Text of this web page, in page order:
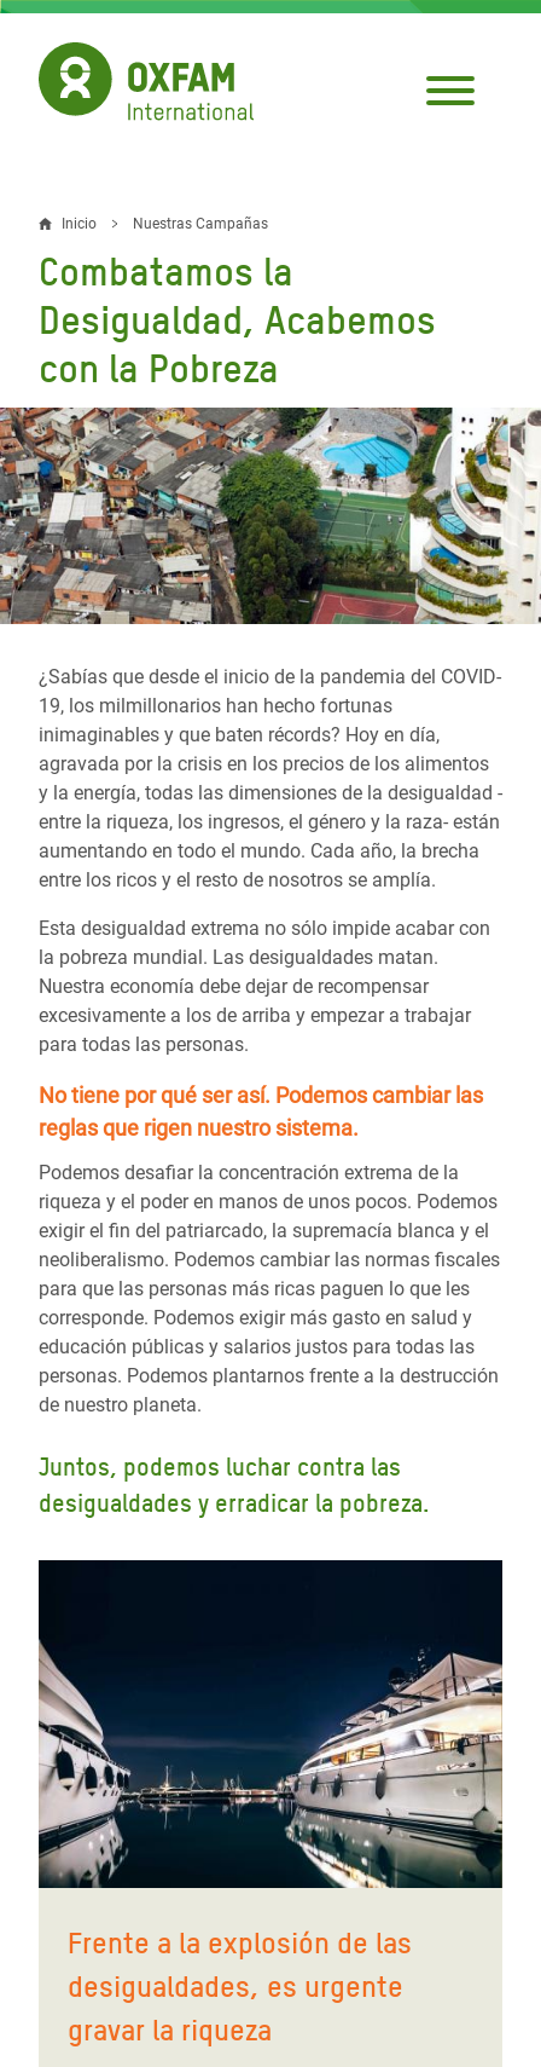
Pasar
contenido
principal
Sobrescribir
enlaces
de
ayuda
a
la
navegación
Inicio Nuestras Campañas
Combatamos la
Desigualdad, Acabemos
con la Pobreza
¿Sabías que desde el inicio de la pandemia del COVID-
19, los milmillonarios han hecho fortunas
inimaginables y que baten récords? Hoy en día,
agravada por la crisis en los precios de los alimentos
y la energía, todas las dimensiones de la desigualdad -
entre la riqueza, los ingresos, el género y la raza- están
aumentando en todo el mundo. Cada año, la brecha
entre los ricos y el resto de nosotros se amplía.
Esta desigualdad extrema no sólo impide acabar con
la pobreza mundial. Las desigualdades matan.
Nuestra economía debe dejar de recompensar
excesivamente a los de arriba y empezar a trabajar
para todas las personas.
No tiene por qué ser así. Podemos cambiar las
reglasque rigen nuestro sistema.
Podemos desafiar la concentración extrema de la
riqueza y el poder en manos de unos pocos. Podemos
exigir el fin del patriarcado, la supremacía blanca y el
neoliberalismo. Podemos cambiar las normas fiscales
para que las personas más ricas paguen lo que les
corresponde. Podemos exigir más gasto en salud y
educación públicas y salarios justos para todas las
personas. Podemos plantarnos frente a la destrucción
de nuestro planeta.
Juntos, podemos luchar contra las
desigualdades y erradicar la pobreza.
Frente a la explosión de las
desigualdades, es urgente
gravar la riqueza